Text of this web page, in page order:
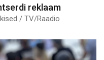
reklaam
/ TV/Raadio